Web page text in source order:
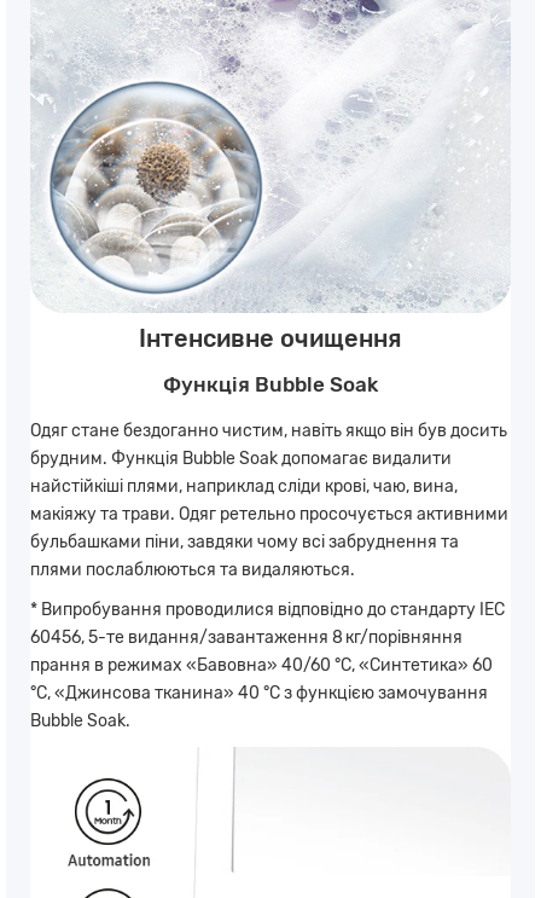
Інтенсивне очищення
Функція Bubble Soak
Одяг стане бездоганно чистим, навіть якщо він був досить
брудним. Функція Bubble Soak допомагає видалити
найстійкіші плями, наприклад сліди крові, чаю, вина,
макіяжу та трави. Одяг ретельно просочується активними
бульбашками піни, завдяки чому всі забруднення та
плями послаблюються та видаляються.
* Випробування проводилися відповідно до стандарту IEC
60456, 5-те видання/завантаження 8 кг/порівняння
прання в режимах «Бавовна» 40/60 °C, «Синтетика» 60
°C, «Джинсова тканина» 40 °C з функцією замочування
Bubble Soak.